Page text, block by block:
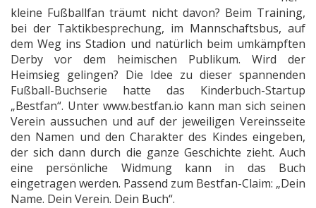
kleine Fußballfan träumt nicht davon? Beim Training,
bei der Taktikbesprechung, im Mannschaftsbus, auf
dem Weg ins Stadion und natürlich beim umkämpften
Derby vor dem heimischen Publikum. Wird der
Heimsieg gelingen? Die Idee zu dieser spannenden
Fußball-Buchserie hatte das Kinderbuch-Startup
„Bestfan“. Unter www.bestfan.io kann man sich seinen
Verein aussuchen und auf der jeweiligen Vereinsseite
den Namen und den Charakter des Kindes eingeben,
der sich dann durch die ganze Geschichte zieht. Auch
eine persönliche Widmung kann in das Buch
eingetragen werden. Passend zum Bestfan-Claim: „Dein
Name. Dein Verein. Dein Buch“.